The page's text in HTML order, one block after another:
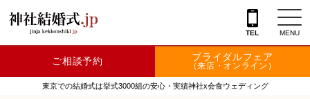
TEL MENU
神社を探す
会場を探す
ご相談予約 ブライダルフェア
（来店・オンライン）
東京での結婚式は挙式3000組の安心・実績神社x会食ウェディング